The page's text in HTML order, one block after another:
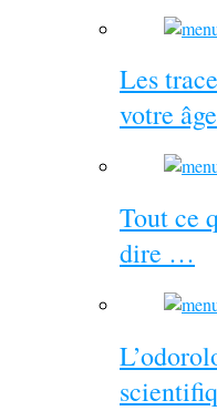
Les
votre âge
Tout ce
dire …